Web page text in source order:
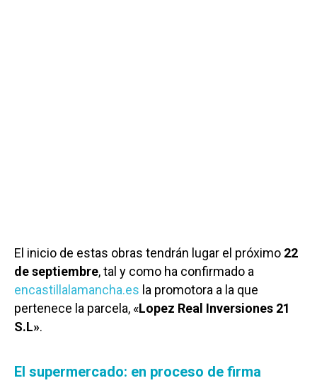
El inicio de estas obras tendrán lugar el próximo 22
de septiembre, tal y como ha confirmado a
encastillalamancha.es la promotora a la que
pertenece la parcela, «Lopez Real Inversiones 21
S.L».
El supermercado: en proceso de firma